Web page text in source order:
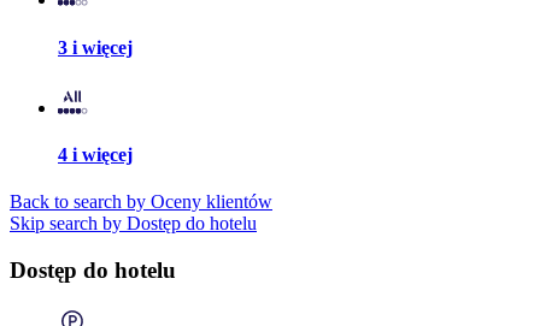
3 i więcej
4 i więcej
Back to search by Oceny klientów
Skip search by Dostęp do hotelu
Dostęp do hotelu